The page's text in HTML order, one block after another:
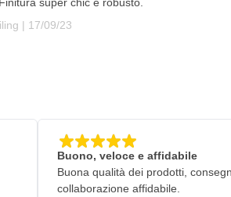
| 17 settembre 2023
17/09/23
Buono, veloce e affidabile
Buona qualità dei prodotti,
collaborazione affidabile.